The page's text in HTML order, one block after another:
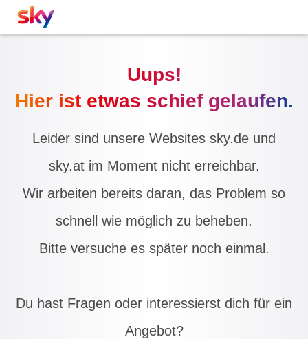
Uups!
Hier ist etwas schief gelaufen.
Leider sind unsere Websites sky.de und
sky.at im Moment nicht erreichbar.
Wir arbeiten bereits daran, das Problem so
schnell wie möglich zu beheben.
Bitte versuche es später noch einmal.
Du hast Fragen oder interessierst dich für ein
Angebot?